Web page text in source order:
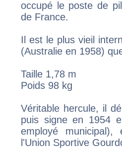
occupé le poste de
de France.
Il est le plus vieil
(Australie en 1958)
Taille 1,78 m
Poids 98 kg
Véritable hercule, il
puis signe en 1954
employé
l'Union Sportive